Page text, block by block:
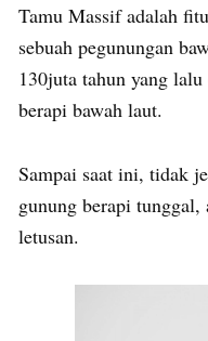
Tamu Massif adalah
sebuah pegunungan
130juta tahun yang
berapi bawah laut.
Sampai saat ini, tidak
gunung berapi
letusan.